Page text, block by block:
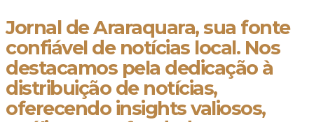
Jornal de Araraquara, sua fonte
confiável de notícias local. Nos
destacamos pela dedicação à
distribuição de notícias,
oferecendo insights valiosos,